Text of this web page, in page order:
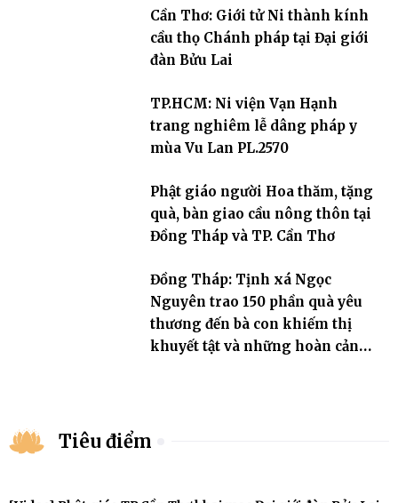
Cần Thơ: Giới tử Ni thành kính
cầu thọ Chánh pháp tại Đại giới
đàn Bửu Lai
TP.HCM: Ni viện Vạn Hạnh
trang nghiêm lễ dâng pháp y
mùa Vu Lan PL.2570
Phật giáo người Hoa thăm, tặng
quà, bàn giao cầu nông thôn tại
Đồng Tháp và TP. Cần Thơ
Đồng Tháp: Tịnh xá Ngọc
Nguyên trao 150 phần quà yêu
thương đến bà con khiếm thị
khuyết tật và những hoàn cảnh
Tiêu điểm